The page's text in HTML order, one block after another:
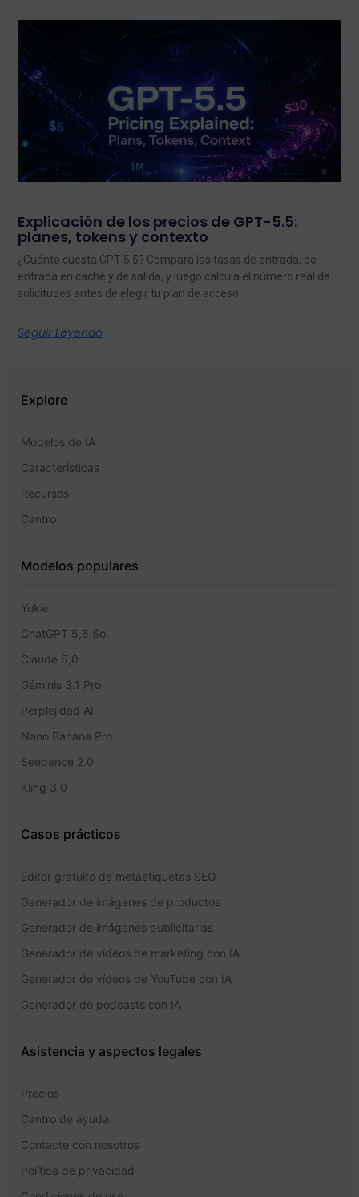
Explicación de los precios de GPT-5.5:
planes, tokens y contexto
¿Cuánto cuesta GPT-5.5? Compara las tasas de entrada, de
entrada en caché y de salida, y luego calcula el número real de
solicitudes antes de elegir tu plan de acceso.
Seguir Leyendo
Explore
Modelos de IA
Características
Recursos
Centro
Modelos populares
Yukie
ChatGPT 5,6 Sol
Claude 5,0
Géminis 3.1 Pro
Perplejidad AI
Nano Banana Pro
Seedance 2.0
Kling 3.0
Casos prácticos
Editor gratuito de metaetiquetas SEO
Generador de imágenes de productos
Generador de imágenes publicitarias
Generador de vídeos de marketing con IA
Generador de vídeos de YouTube con IA
Generador de podcasts con IA
Asistencia y aspectos legales
Precios
Centro de ayuda
Contacte con nosotros
Política de privacidad